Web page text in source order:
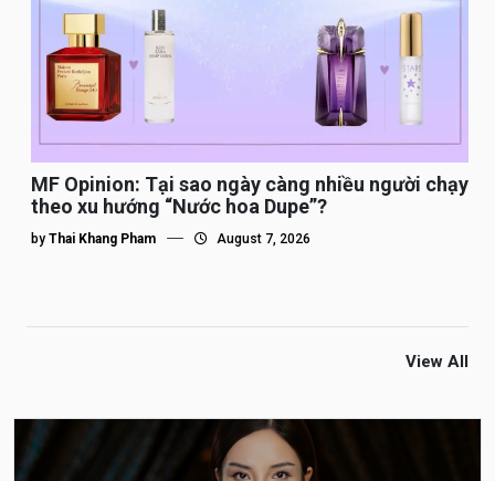
MF Opinion: Tại sao ngày càng nhiều người chạy
theo xu hướng “Nước hoa Dupe”?
by Thai Khang Pham August 7, 2026
View All